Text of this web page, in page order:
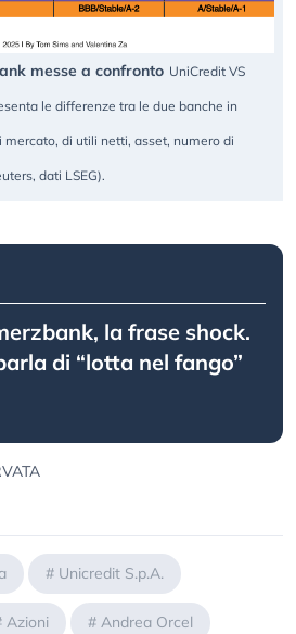
messe a confronto UniCredit VS
le differenze tra le due banche in
di utili netti, asset, numero di
dati LSEG).
la frase shock.
di “lotta nel fango”
# Unicredit S.p.A.
Azioni # Andrea Orcel